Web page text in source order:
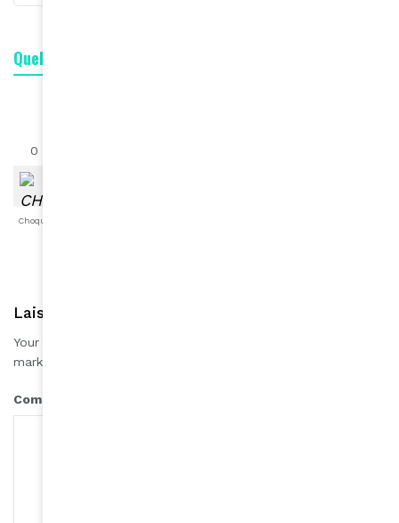
Quelle est votre réaction ?
0
Choqué
Laisser une réponse
Your email address will not be published.
marked
Comment